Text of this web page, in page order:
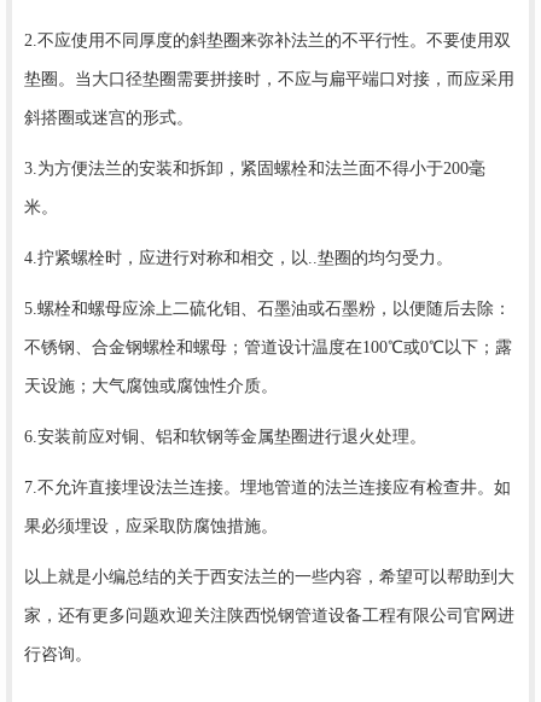
2.不应使用不同厚度的斜垫圈来弥补法兰的不平行性。不要使用双
垫圈。当大口径垫圈需要拼接时，不应与扁平端口对接，而应采用
斜搭圈或迷宫的形式。
3.为方便法兰的安装和拆卸，紧固螺栓和法兰面不得小于200毫
米。
4.拧紧螺栓时，应进行对称和相交，以..垫圈的均匀受力。
5.螺栓和螺母应涂上二硫化钼、石墨油或石墨粉，以便随后去除：
不锈钢、合金钢螺栓和螺母；管道设计温度在100℃或0℃以下；露
天设施；大气腐蚀或腐蚀性介质。
6.安装前应对铜、铝和软钢等金属垫圈进行退火处理。
7.不允许直接埋设法兰连接。埋地管道的法兰连接应有检查井。如
果必须埋设，应采取防腐蚀措施。
以上就是小编总结的关于西安法兰的一些内容，希望可以帮助到大
家，还有更多问题欢迎关注陕西悦钢管道设备工程有限公司官网进
行咨询。